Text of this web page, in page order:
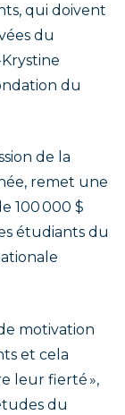
qui doivent
du
du
de la
remet une
100 000 $
étudiants du
motivation
et cela
leur fierté »,
du